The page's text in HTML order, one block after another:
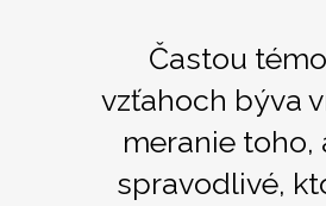
Častou
vzťahoch býva
meranie toho,
spravodlivé,